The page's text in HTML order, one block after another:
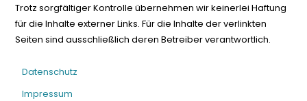
Trotz sorgfältiger Kontrolle übernehmen wir keinerlei Haftung
für die Inhalte externer Links. Für die Inhalte der verlinkten
Seiten sind ausschließlich deren Betreiber verantwortlich.
Datenschutz
Impressum